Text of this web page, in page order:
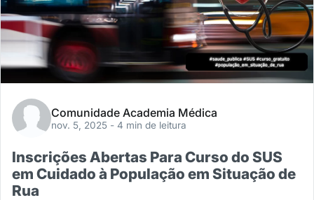
Comunidade Academia Médica
nov. 5, 2025 - 4 min de leitura
Inscrições Abertas Para Curso do SUS
em Cuidado à População em Situação de
Rua